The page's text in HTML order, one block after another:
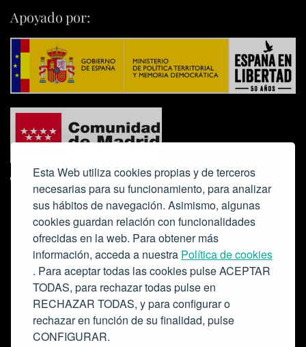
Esta Web utiliza cookies propias y de terceros
necesarias para su funcionamiento, para analizar
sus hábitos de navegación. Asimismo, algunas
cookies guardan relación con funcionalidades
ofrecidas en la web. Para obtener más
información, acceda a nuestra Política de cookies
. Para aceptar todas las cookies pulse ACEPTAR
TODAS, para rechazar todas pulse en
RECHAZAR TODAS, y para configurar o
rechazar en función de su finalidad, pulse
CONFIGURAR.
Apoyado por:
Colabora: